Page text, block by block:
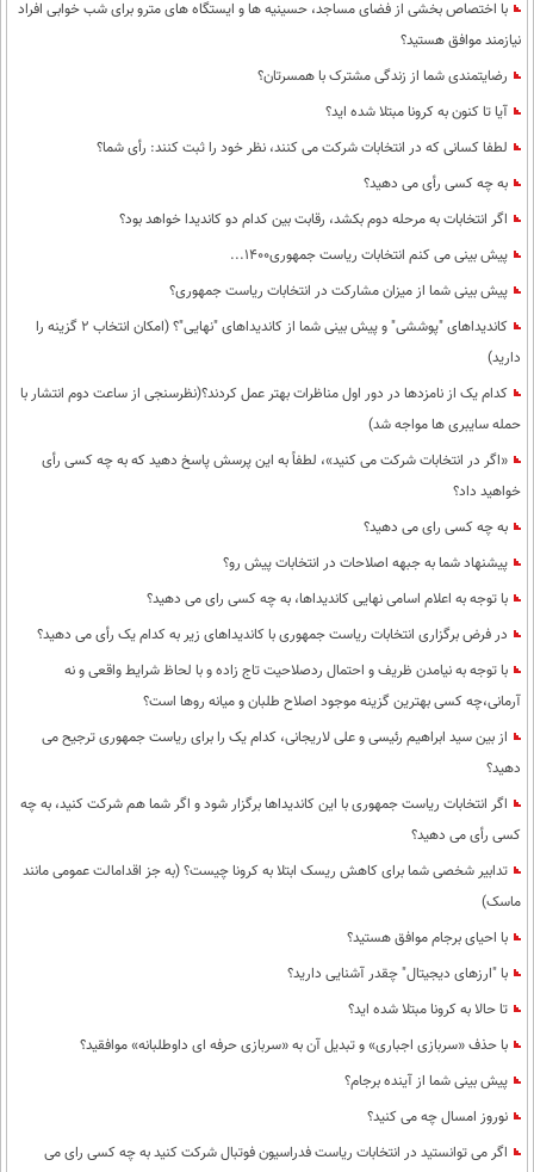
با اختصاص بخشی از فضای مساجد، حسینیه ها و ایستگاه های مترو برای شب خوابی افراد
نیازمند موافق هستید؟
رضایتمندی شما از زندگی مشترک با همسرتان؟
آیا تا کنون به کرونا مبتلا شده اید؟
لطفا کسانی که در انتخابات شرکت می کنند، نظر خود را ثبت کنند: رأی شما؟
به چه کسی رأی می دهید؟
اگر انتخابات به مرحله دوم بکشد، رقابت بین کدام دو کاندیدا خواهد بود؟
پیش بینی می کنم انتخابات ریاست جمهوری1400...
پیش بینی شما از میزان مشارکت در انتخابات ریاست جمهوری؟
کاندیداهای "پوششی" و پیش بینی شما از کاندیداهای "نهایی"؟ (امکان انتخاب 2 گزینه را
دارید)
کدام یک از نامزدها در دور اول مناظرات بهتر عمل کردند؟(نظرسنجی از ساعت دوم انتشار با
حمله سایبری ها مواجه شد)
«اگر در انتخابات شرکت می کنید»، لطفاً به این پرسش پاسخ دهید که به چه کسی رأی
خواهید داد؟
به چه کسی رای می دهید؟
پیشنهاد شما به جبهه اصلاحات در انتخابات پیش رو؟
با توجه به اعلام اسامی نهایی کاندیداها، به چه کسی رای می دهید؟
در فرض برگزاری انتخابات ریاست جمهوری با کاندیداهای زیر به کدام یک رأی می دهید؟
با توجه به نیامدن ظریف و احتمال ردصلاحیت تاج زاده و با لحاظ شرایط واقعی و نه
آرمانی،چه کسی بهترین گزینه موجود اصلاح طلبان و میانه روها است؟
از بین سید ابراهیم رئیسی و علی لاریجانی، کدام یک را برای ریاست جمهوری ترجیح می
دهید؟
اگر انتخابات ریاست جمهوری با این کاندیداها برگزار شود و اگر شما هم شرکت کنید، به چه
کسی رأی می دهید؟
تدابیر شخصی شما برای کاهش ریسک ابتلا به کرونا چیست؟ (به جز اقدامالت عمومی مانند
ماسک)
با احیای برجام موافق هستید؟
با "ارزهای دیجیتال" چقدر آشنایی دارید؟
تا حالا به کرونا مبتلا شده اید؟
با حذف «سربازی اجباری» و تبدیل آن به «سربازی حرفه ای داوطلبانه» موافقید؟
پیش بینی شما از آینده برجام؟
نوروز امسال چه می کنید؟
اگر می توانستید در انتخابات ریاست فدراسیون فوتبال شرکت کنید به چه کسی رای می